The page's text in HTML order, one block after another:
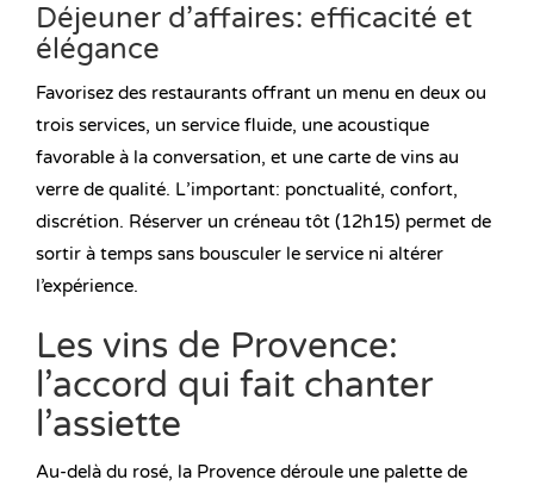
Déjeuner d’affaires: efficacité et
élégance
Favorisez des restaurants offrant un menu en deux ou
trois services, un service fluide, une acoustique
favorable à la conversation, et une carte de vins au
verre de qualité. L’important: ponctualité, confort,
discrétion. Réserver un créneau tôt (12h15) permet de
sortir à temps sans bousculer le service ni altérer
l’expérience.
Les vins de Provence:
l’accord qui fait chanter
l’assiette
Au-delà du rosé, la Provence déroule une palette de